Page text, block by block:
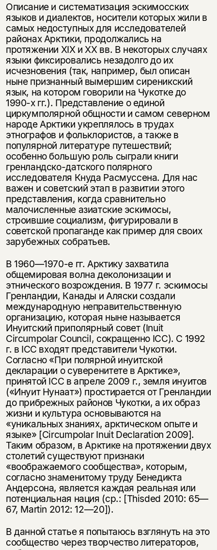
Описание и систематизация эскимосских
языков и диалектов, носители которых жили в
самых недоступных для исследователей
районах Арктики, продолжались на
протяжении XIX и XX вв. В некоторых случаях
языки фиксировались незадолго до их
исчезновения (так, например, был описан
ныне признанный вымершим сиреникский
язык, на котором говорили на Чукотке до
1990-х гг.). Представление о единой
циркумполярной общности и самом северном
народе Арктики укреплялось в трудах
этнографов и фольклористов, а также в
популярной литературе путешествий;
особенно большую роль сыграли книги
гренландско-датского полярного
исследователя Кнуда Расмуссена. Для нас
важен и советский этап в развитии этого
представления, когда сравнительно
малочисленные азиатские эскимосы,
строившие социализм, фигурировали в
советской пропаганде как пример для своих
зарубежных собратьев.
В 1960—1970-е гг. Арктику захватила
общемировая волна деколонизации и
этнического возрождения. В 1977 г. эскимосы
Гренландии, Канады и Аляски создали
международную неправительственную
организацию, которая ныне называется
Инуитский приполярный совет (Inuit
Circumpolar Council, сокращенно ICC). С 1992
г. в ICC входят представители Чукотки.
Согласно «При полярной инуитской
декларации о суверенитете в Арктике»,
принятой ICC в апреле 2009 г., земля инуитов
(«Инуит Нунаат») простирается от Гренландии
до прибрежных районов Чукотки, а их образ
жизни и культура основываются на
«уникальных знаниях, арктическом опыте и
языке» [Circumpolar Inuit Declaration 2009].
Таким образом, в Арктике на протяжении двух
столетий существуют признаки
«воображаемого сообщества», которым,
согласно знаменитому труду Бенедикта
Андерсона, является каждая реальная или
потенциальная нация (ср.: [Thisded 2010: 65—
67, Martin 2012: 12—20]).
В данной статье я попытаюсь взглянуть на это
сообщество через творчество литераторов,